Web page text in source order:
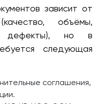
зависит от
объёмы,
дефекты), но в
следующая
соглашения,